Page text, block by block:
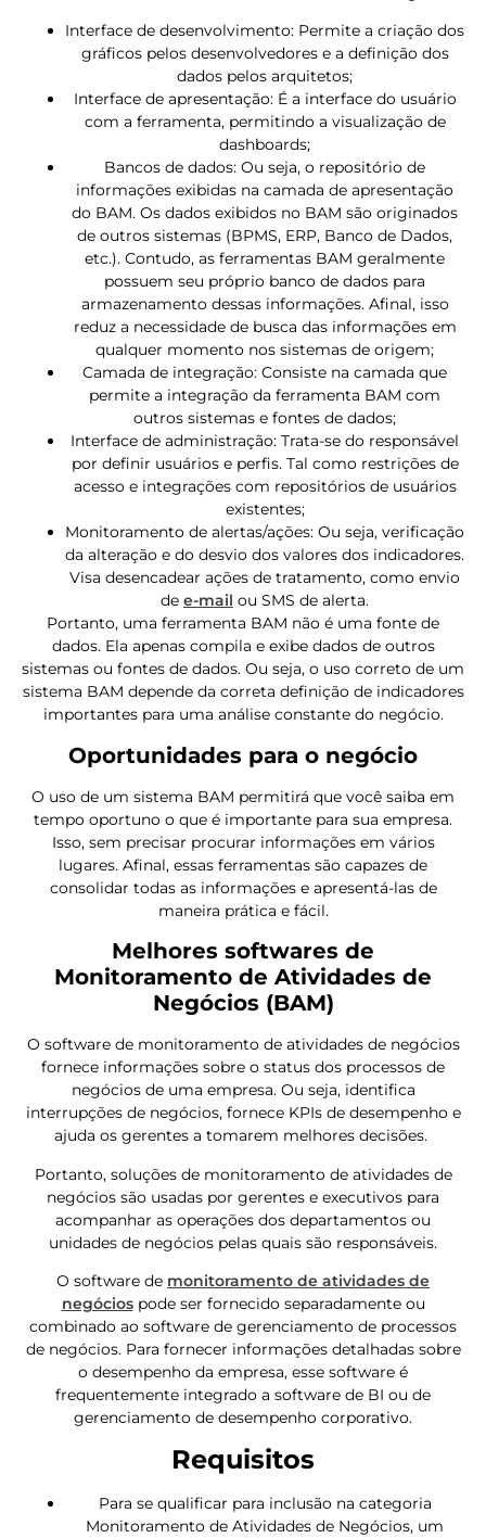
Interface de desenvolvimento: Permite a criação dos
gráficos pelos desenvolvedores e a definição dos
dados pelos arquitetos;
Interface de apresentação: É a interface do usuário
com a ferramenta, permitindo a visualização de
dashboards;
Bancos de dados: Ou seja, o repositório de
informações exibidas na camada de apresentação
do BAM. Os dados exibidos no BAM são originados
de outros sistemas (BPMS, ERP, Banco de Dados,
etc.). Contudo, as ferramentas BAM geralmente
possuem seu próprio banco de dados para
armazenamento dessas informações. Afinal, isso
reduz a necessidade de busca das informações em
qualquer momento nos sistemas de origem;
Camada de integração: Consiste na camada que
permite a integração da ferramenta BAM com
outros sistemas e fontes de dados;
Interface de administração: Trata-se do responsável
por definir usuários e perfis. Tal como restrições de
acesso e integrações com repositórios de usuários
existentes;
Monitoramento de alertas/ações: Ou seja, verificação
da alteração e do desvio dos valores dos indicadores.
Visa desencadear ações de tratamento, como envio
de e-mail ou SMS de alerta.
Portanto, uma ferramenta BAM não é uma fonte de
dados. Ela apenas compila e exibe dados de outros
sistemas ou fontes de dados. Ou seja, o uso correto de um
sistema BAM depende da correta definição de indicadores
importantes para uma análise constante do negócio.
Oportunidades para o negócio
O uso de um sistema BAM permitirá que você saiba em
tempo oportuno o que é importante para sua empresa.
Isso, sem precisar procurar informações em vários
lugares. Afinal, essas ferramentas são capazes de
consolidar todas as informações e apresentá-las de
maneira prática e fácil.
Melhores softwares de
Monitoramento de Atividades de
Negócios (BAM)
O software de monitoramento de atividades de negócios
fornece informações sobre o status dos processos de
negócios de uma empresa. Ou seja, identifica
interrupções de negócios, fornece KPIs de desempenho e
ajuda os gerentes a tomarem melhores decisões.
Portanto, soluções de monitoramento de atividades de
negócios são usadas por gerentes e executivos para
acompanhar as operações dos departamentos ou
unidades de negócios pelas quais são responsáveis.
O software de monitoramento de atividades de
negóciospode ser fornecido separadamente ou
combinado ao software de gerenciamento de processos
de negócios. Para fornecer informações detalhadas sobre
o desempenho da empresa, esse software é
frequentemente integrado a software de BI ou de
gerenciamento de desempenho corporativo.
Requisitos
Para se qualificar para inclusão na categoria
Monitoramento de Atividades de Negócios, um